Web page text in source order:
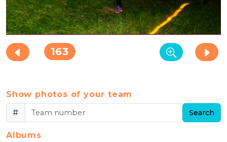
163
Show photos of your team
#
Search
Albums